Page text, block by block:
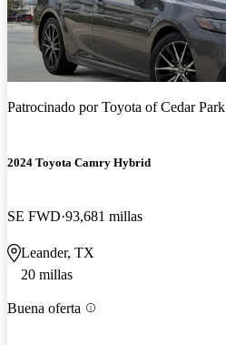
Patrocinado porToyota of Cedar Park
2024 Toyota Camry Hybrid
SE FWD 93,681 millas
Leander, TX
20 millas
Buena oferta